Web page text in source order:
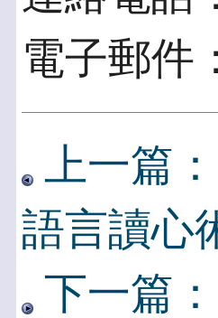
電子郵件
上一篇
語言讀心
下一篇